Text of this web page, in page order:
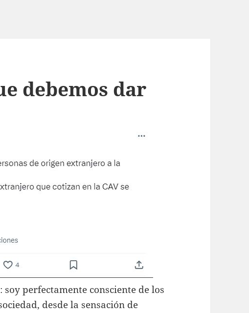
debemos dar
perfectamente consciente de los
desde la sensación de